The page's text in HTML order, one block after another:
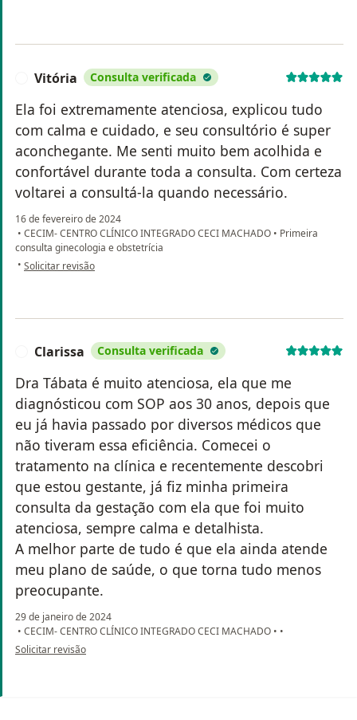
Vitória Consulta verificada
Ela foi extremamente atenciosa, explicou tudo
com calma e cuidado, e seu consultório é super
aconchegante. Me senti muito bem acolhida e
confortável durante toda a consulta. Com certeza
voltarei a consultá-la quando necessário.
16 de fevereiro de 2024
• CECIM- CENTRO CLÍNICO INTEGRADO CECI MACHADO • Primeira
consulta ginecologia e obstetrícia
• na opinião do utilizador Vitória
Solicitar revisão
Clarissa Consulta verificada
Dra Tábata é muito atenciosa, ela que me
diagnósticou com SOP aos 30 anos, depois que
eu já havia passado por diversos médicos que
não tiveram essa eficiência. Comecei o
tratamento na clínica e recentemente descobri
que estou gestante, já fiz minha primeira
consulta da gestação com ela que foi muito
atenciosa, sempre calma e detalhista.
A melhor parte de tudo é que ela ainda atende
meu plano de saúde, o que torna tudo menos
preocupante.
29 de janeiro de 2024
• CECIM- CENTRO CLÍNICO INTEGRADO CECI MACHADO • •
na opinião do utilizador Clarissa
Solicitar revisão